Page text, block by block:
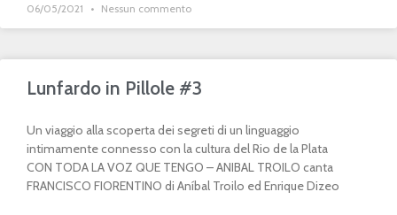
06/05/2021 Nessun commento
Lunfardo in Pillole #3
Un viaggio alla scoperta dei segreti di un linguaggio
intimamente connesso con la cultura del Rio de la Plata
CON TODA LA VOZ QUE TENGO – ANIBAL TROILO canta
FRANCISCO FIORENTINO di Aníbal Troilo ed Enrique Dizeo